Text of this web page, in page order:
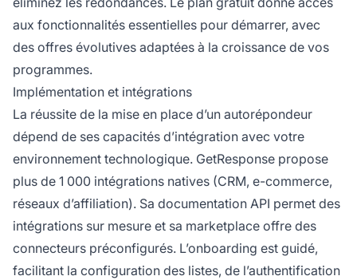
aux fonctionnalités essentielles pour démarrer, avec
des offres évolutives adaptées à la croissance de vos
programmes.
Implémentation et intégrations
La réussite de la mise en place d’un autorépondeur
dépend de ses capacités d’intégration avec votre
environnement technologique. GetResponse propose
plus de 1 000 intégrations natives (CRM, e-commerce,
réseaux d’affiliation). Sa documentation API permet des
intégrations sur mesure et sa marketplace offre des
connecteurs préconfigurés. L’onboarding est guidé,
facilitant la configuration des listes, de l’authentification